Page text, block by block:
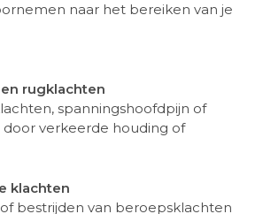
naar het bereiken van je
rugklachten
spanningshoofdpijn of
verkeerde houding of
klachten
bestrijden van beroepsklachten